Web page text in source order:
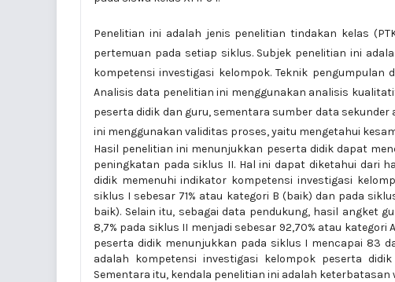
Penelitian ini adalah jenis penelitian tindakan kelas
pertemuan pada setiap siklus. Subjek penelitian ini
kompetensi investigasi kelompok. Teknik
Analisis data penelitian ini menggunakan analisis
peserta didik dan guru, sementara sumber data
ini menggunakan validitas proses, yaitu mengetahui
Hasil penelitian ini menunjukkan peserta didik dapat
peningkatan pada siklus II. Hal ini dapat diketahui dari
didik memenuhi indikator kompetensi investigasi
siklus I sebesar 71% atau kategori B (baik) dan pada
baik). Selain itu, sebagai data pendukung, hasil angket
8,7% pada siklus II menjadi sebesar 92,70% atau
peserta didik menunjukkan pada siklus I mencapai 83
adalah kompetensi investigasi kelompok peserta
Sementara itu, kendala penelitian ini adalah